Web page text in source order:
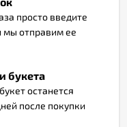
просто введите
мы отправим ее
букета
останется
после покупки